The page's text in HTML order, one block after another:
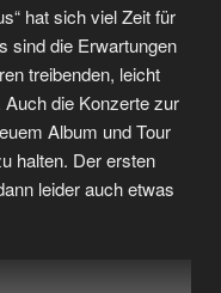
hat sich viel Zeit für
sind die Erwartungen
treibenden, leicht
die Konzerte zur
Album und Tour
halten. Der ersten
leider auch etwas